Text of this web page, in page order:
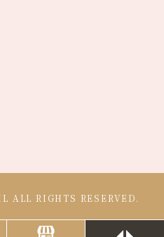
ALL RIGHTS RESERVED.